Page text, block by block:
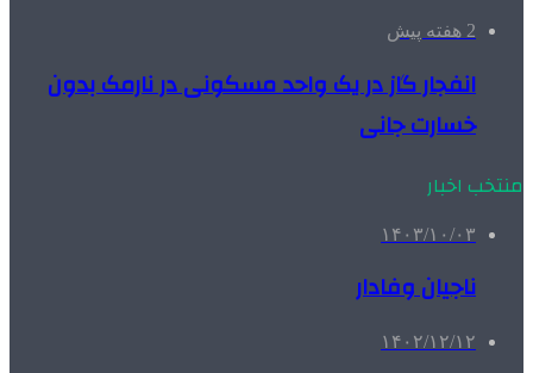
2 هفته پیش
انفجار گاز در یک واحد مسکونی در نارمک بدون
خسارت جانی
منتخب اخبار
۱۴۰۳/۱۰/۰۳
ناجیان وفادار
۱۴۰۲/۱۲/۱۲